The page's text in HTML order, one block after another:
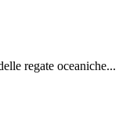
regate oceaniche...